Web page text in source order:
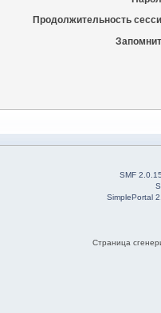
Продолжительность
SMF
SimplePortal
Страница